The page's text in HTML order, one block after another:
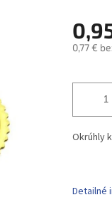
0,77 €
cena:
Detailné